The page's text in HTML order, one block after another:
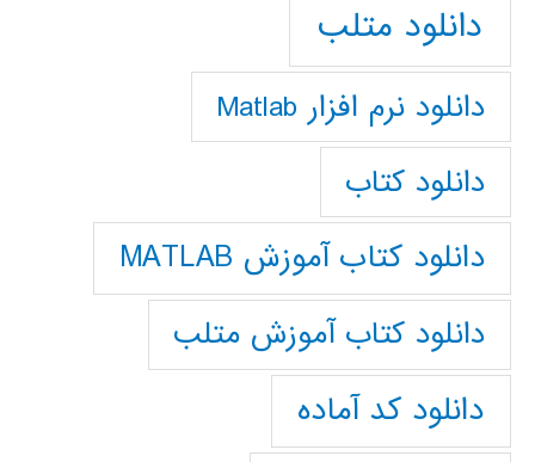
دانلود متلب
دانلود نرم افزار Matlab
دانلود کتاب
دانلود کتاب آموزش MATLAB
دانلود کتاب آموزش متلب
دانلود کد آماده